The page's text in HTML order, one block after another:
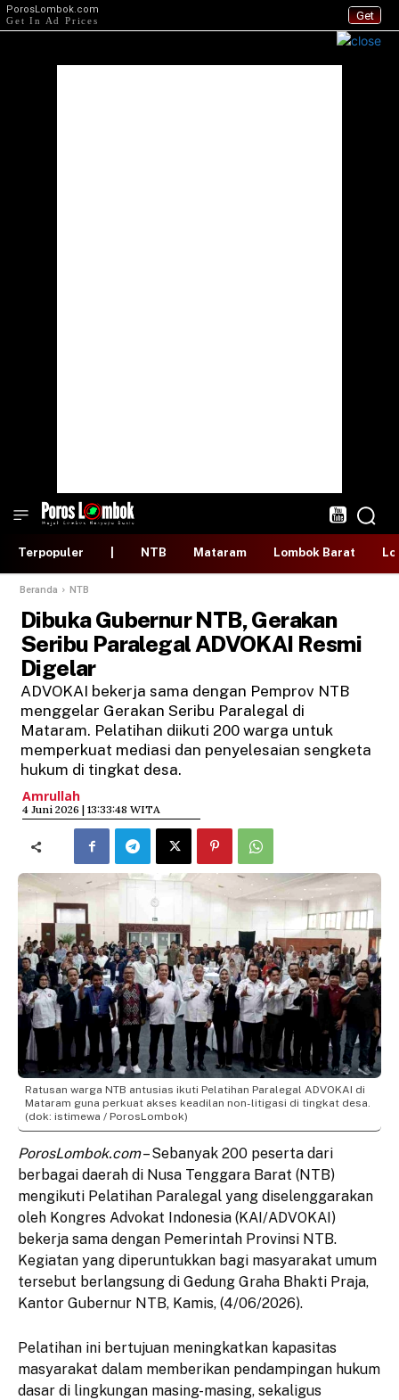
Get
PorosLombok.com
Get In Ad Prices
Terpopuler NTB Mataram Lombok Barat
Beranda NTB
Dibuka Gubernur NTB, Gerakan
Seribu Paralegal ADVOKAI Resmi
Digelar
ADVOKAI bekerja sama dengan Pemprov NTB
menggelar Gerakan Seribu Paralegal di
Mataram. Pelatihan diikuti 200 warga untuk
memperkuat mediasi dan penyelesaian sengketa
hukum di tingkat desa.
Amrullah
​4 Juni 2026 | 13:33:48 WITA
Ratusan warga NTB antusias ikuti Pelatihan Paralegal ADVOKAI di
Mataram guna perkuat akses keadilan non-litigasi di tingkat desa.
(dok: istimewa / PorosLombok)
PorosLombok.com– Sebanyak 200 peserta dari
berbagai daerah di Nusa Tenggara Barat (NTB)
mengikuti Pelatihan Paralegal yang diselenggarakan
oleh Kongres Advokat Indonesia (KAI/ADVOKAI)
bekerja sama dengan Pemerintah Provinsi NTB.
Kegiatan yang diperuntukkan bagi masyarakat umum
tersebut berlangsung di Gedung Graha Bhakti Praja,
Kantor Gubernur NTB, Kamis, (4/06/2026).
Pelatihan ini bertujuan meningkatkan kapasitas
masyarakat dalam memberikan pendampingan hukum
dasar di lingkungan masing-masing, sekaligus